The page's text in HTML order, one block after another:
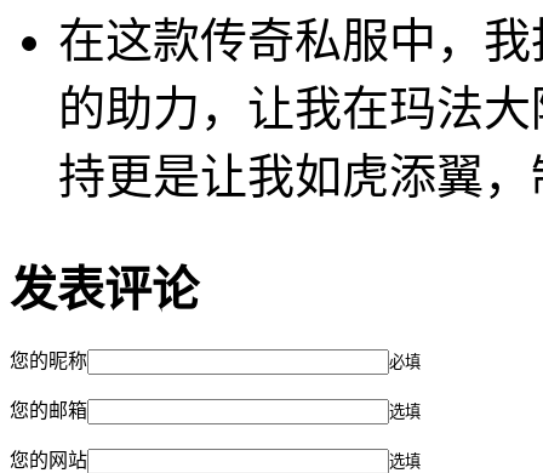
在这款传奇私服中，
的助力，让我在玛法
持更是让我如虎添翼
发表评论
您的昵称 必填
您的邮箱 选填
您的网站 选填